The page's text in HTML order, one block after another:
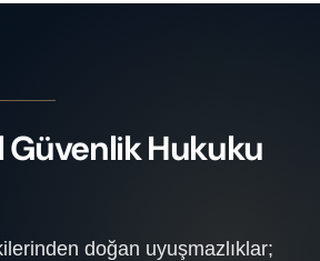
Güvenlik Hukuku
doğan uyuşmazlıklar;